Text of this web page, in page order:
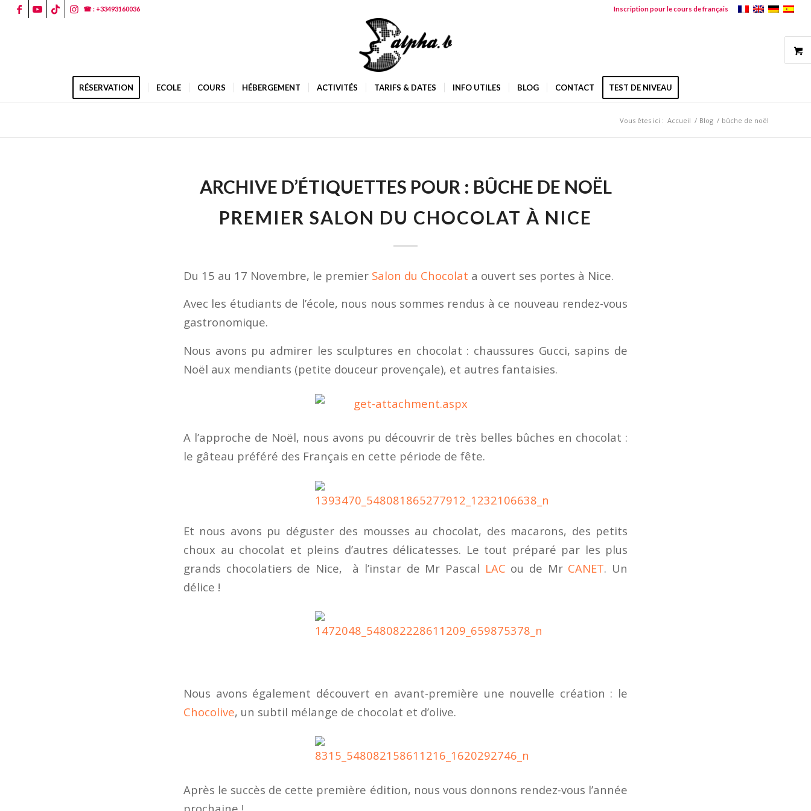
Inscription pour le cours de français
☎ : +33493160036
RÉSERVATION ECOLE COURS HÉBERGEMENT ACTIVITÉS TARIFS & DATES INFO UTILES BLOG CONTACT TEST DE NIVEAU
Vous êtes ici : Accueil / Blog / bûche de noël
ARCHIVE D’ÉTIQUETTES POUR : BÛCHE DE NOËL
PREMIER SALON DU CHOCOLAT À NICE
Du 15 au 17 Novembre, le premier Salon du Chocolat a ouvert ses portes à Nice.
Avec les étudiants de l’école, nous nous sommes rendus à ce nouveau rendez-vous
gastronomique.
Nous avons pu admirer les sculptures en chocolat : chaussures Gucci, sapins de
Noël aux mendiants (petite douceur provençale), et autres fantaisies.
A l’approche de Noël, nous avons pu découvrir de très belles bûches en chocolat :
le gâteau préféré des Français en cette période de fête.
Et nous avons pu déguster des mousses au chocolat, des macarons, des petits
choux au chocolat et pleins d’autres délicatesses. Le tout préparé par les plus
grands chocolatiers de Nice, à l’instar de Mr Pascal LAC ou de Mr CANET. Un
délice !
Nous avons également découvert en avant-première une nouvelle création : le
Chocolive, un subtil mélange de chocolat et d’olive.
Après le succès de cette première édition, nous vous donnons rendez-vous l’année